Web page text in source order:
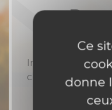
Inscrivez-vous à
chaque semaine
Ce
donne